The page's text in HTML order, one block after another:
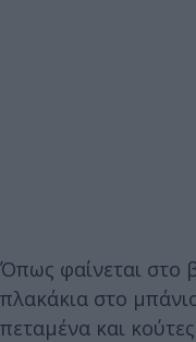
Όπως φαίνεται στο
πλακάκια στο
πεταμένα και